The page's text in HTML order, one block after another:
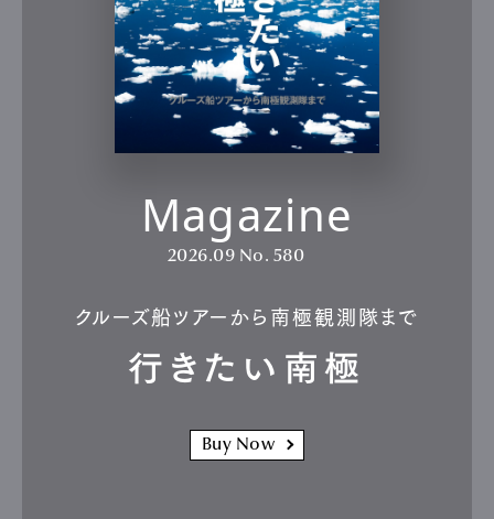
Magazine
2026.09 No. 580
クルーズ船ツアーから南極観測隊まで
行きたい南極
Buy Now